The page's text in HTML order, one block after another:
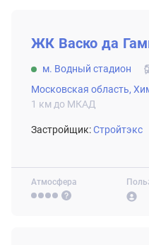
ВТОРИЧНЫЙ РЫНОК
Атмосфера
ЖК Васко да
м. Водный стадион
Московская область,
1 км до МКАД
Застройщик:Стройтэкс